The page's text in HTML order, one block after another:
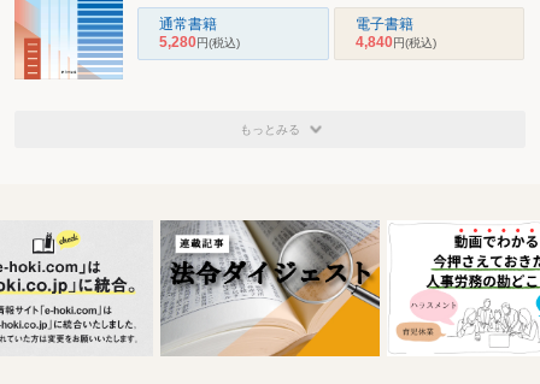
通常書籍
5,280円(税込)
電子書籍
4,840円(税込)
もっとみる